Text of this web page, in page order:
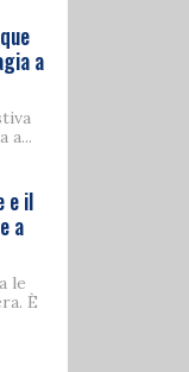
a
a...
e il
a
le
È